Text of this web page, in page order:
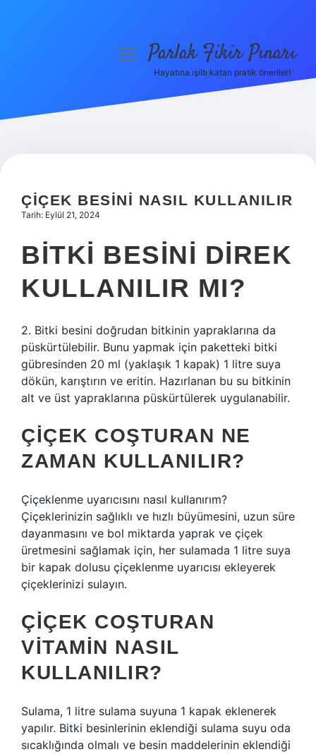
Hakkımızda
menüyüParlak Fikir Pınarı
Hayatına ışıltı katan pratik öneriler!
ÇIÇEK BESINI NASIL KULLANILIR
Tarih: Eylül 21, 2024
BITKI BESINI DIREK
KULLANILIR MI?
2. Bitki besini doğrudan bitkinin yapraklarına da
püskürtülebilir. Bunu yapmak için paketteki bitki
gübresinden 20 ml (yaklaşık 1 kapak) 1 litre suya
dökün, karıştırın ve eritin. Hazırlanan bu su bitkinin
alt ve üst yapraklarına püskürtülerek uygulanabilir.
ÇIÇEK COŞTURAN NE
ZAMAN KULLANILIR?
Çiçeklenme uyarıcısını nasıl kullanırım?
Çiçeklerinizin sağlıklı ve hızlı büyümesini, uzun süre
dayanmasını ve bol miktarda yaprak ve çiçek
üretmesini sağlamak için, her sulamada 1 litre suya
bir kapak dolusu çiçeklenme uyarıcısı ekleyerek
çiçeklerinizi sulayın.
ÇIÇEK COŞTURAN
VITAMIN NASIL
KULLANILIR?
Sulama, 1 litre sulama suyuna 1 kapak eklenerek
yapılır. Bitki besinlerinin eklendiği sulama suyu oda
sıcaklığında olmalı ve besin maddelerinin eklendiği